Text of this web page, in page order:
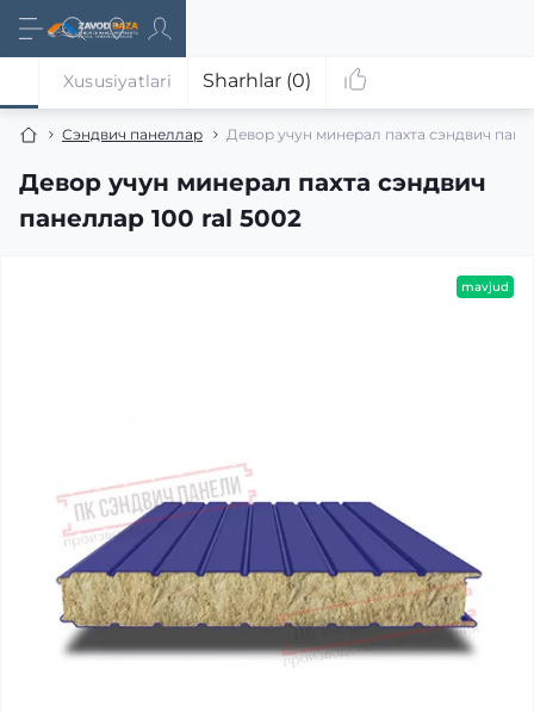
Сэндвич панеллар Девор учун минерал пахта сэндвич
Девор учун минерал пахта сэндвич
панеллар 100 ral 5002
Xususiyatlari Sharhlar (0)
mavjud